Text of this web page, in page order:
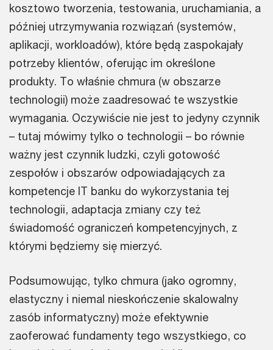
kosztowo tworzenia, testowania, uruchamiania, a
później utrzymywania rozwiązań (systemów,
aplikacji, workloadów), które będą zaspokajały
potrzeby klientów, oferując im określone
produkty. To właśnie chmura (w obszarze
technologii) może zaadresować te wszystkie
wymagania. Oczywiście nie jest to jedyny czynnik
– tutaj mówimy tylko o technologii – bo równie
ważny jest czynnik ludzki, czyli gotowość
zespołów i obszarów odpowiadających za
kompetencje IT banku do wykorzystania tej
technologii, adaptacja zmiany czy też
świadomość ograniczeń kompetencyjnych, z
którymi będziemy się mierzyć.
Podsumowując, tylko chmura (jako ogromny,
elastyczny i niemal nieskończenie skalowalny
zasób informatyczny) może efektywnie
zaoferować fundamenty tego wszystkiego, co